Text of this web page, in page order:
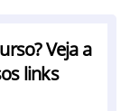
Veja a
links